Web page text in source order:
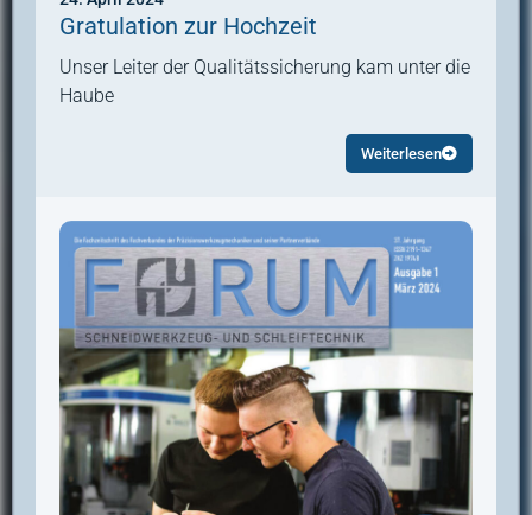
Gratulation zur Hochzeit
Unser Leiter der Qualitätssicherung kam unter die
Haube
Weiterlesen